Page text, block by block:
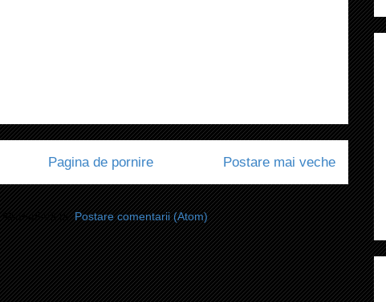
Postare mai veche
Pagina de pornire
Abonați-vă la:Postare comentarii (Atom)